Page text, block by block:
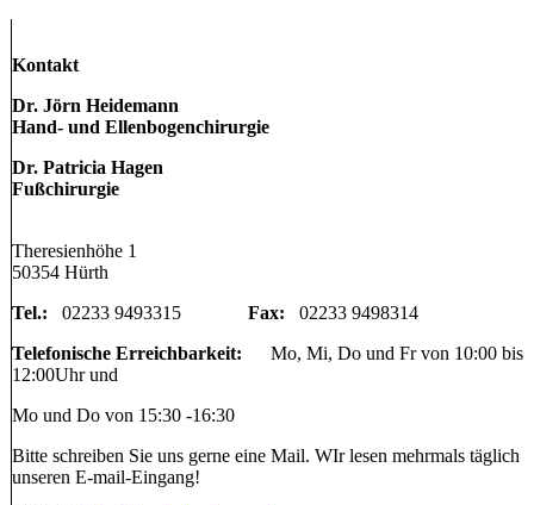
Kontakt
Dr. Jörn Heidemann
Hand- und Ellenbogenchirurgie
Dr. Patricia Hagen
Fußchirurgie
Theresienhöhe 1
50354 Hürth
Tel.: 02233 9493315 Fax: 02233 9498314
Telefonische Erreichbarkeit: Mo, Mi, Do und Fr von 10:00 bis
12:00Uhr und
Mo und Do von 15:30 -16:30
Bitte schreiben Sie uns gerne eine Mail. WIr lesen mehrmals täglich
unseren E-mail-Eingang!